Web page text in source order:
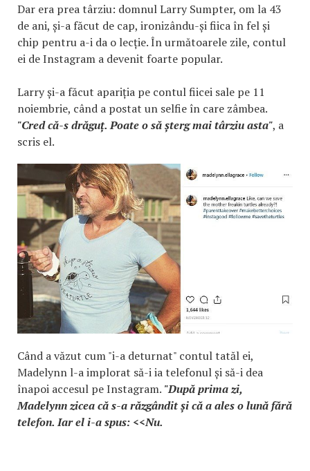
Dar era prea târziu: domnul Larry Sumpter, om la 43
de ani, și-a făcut de cap, ironizându-și fiica în fel și
chip pentru a-i da o lecție. În următoarele zile, contul
ei de Instagram a devenit foarte popular.
Larry și-a făcut apariția pe contul fiicei sale pe 11
noiembrie, când a postat un selfie în care zâmbea.
"Cred că-s drăguț. Poate o să șterg mai târziu asta", a
scris el.
Când a văzut cum "i-a deturnat" contul tatăl ei,
Madelynn l-a implorat să-i ia telefonul și să-i dea
înapoi accesul pe Instagram. "După prima zi,
Madelynn zicea că s-a răzgândit și că a ales o lună fără
telefon. Iar el i-a spus: <<Nu.